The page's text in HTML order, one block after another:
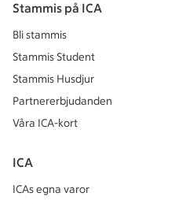
Stammis på ICA
Bli stammis
Stammis Student
Stammis Husdjur
Partnererbjudanden
Våra ICA-kort
ICA
ICAs egna varor